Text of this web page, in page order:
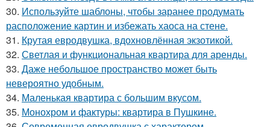
30. Используйте шаблоны, чтобы заранее продумать
расположение картин и избежать хаоса на стене.
31. Крутая евродвушка, вдохновлённая экзотикой.
32. Светлая и функциональная квартира для аренды.
33. Даже небольшое пространство может быть
невероятно удобным.
34. Маленькая квартира с большим вкусом.
35. Монохром и фактуры: квартира в Пушкине.